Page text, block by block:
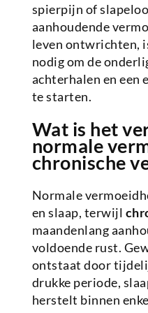
spierpijn of
aanhoudende
leven ontwrichten,
nodig om de
achterhalen en een
te starten.
Wat is het
normale
chronische
Normale
en slaap, terwijl
maandenlang
voldoende rust.
ontstaat door
drukke periode,
herstelt binnen